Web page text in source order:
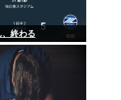
、終わる